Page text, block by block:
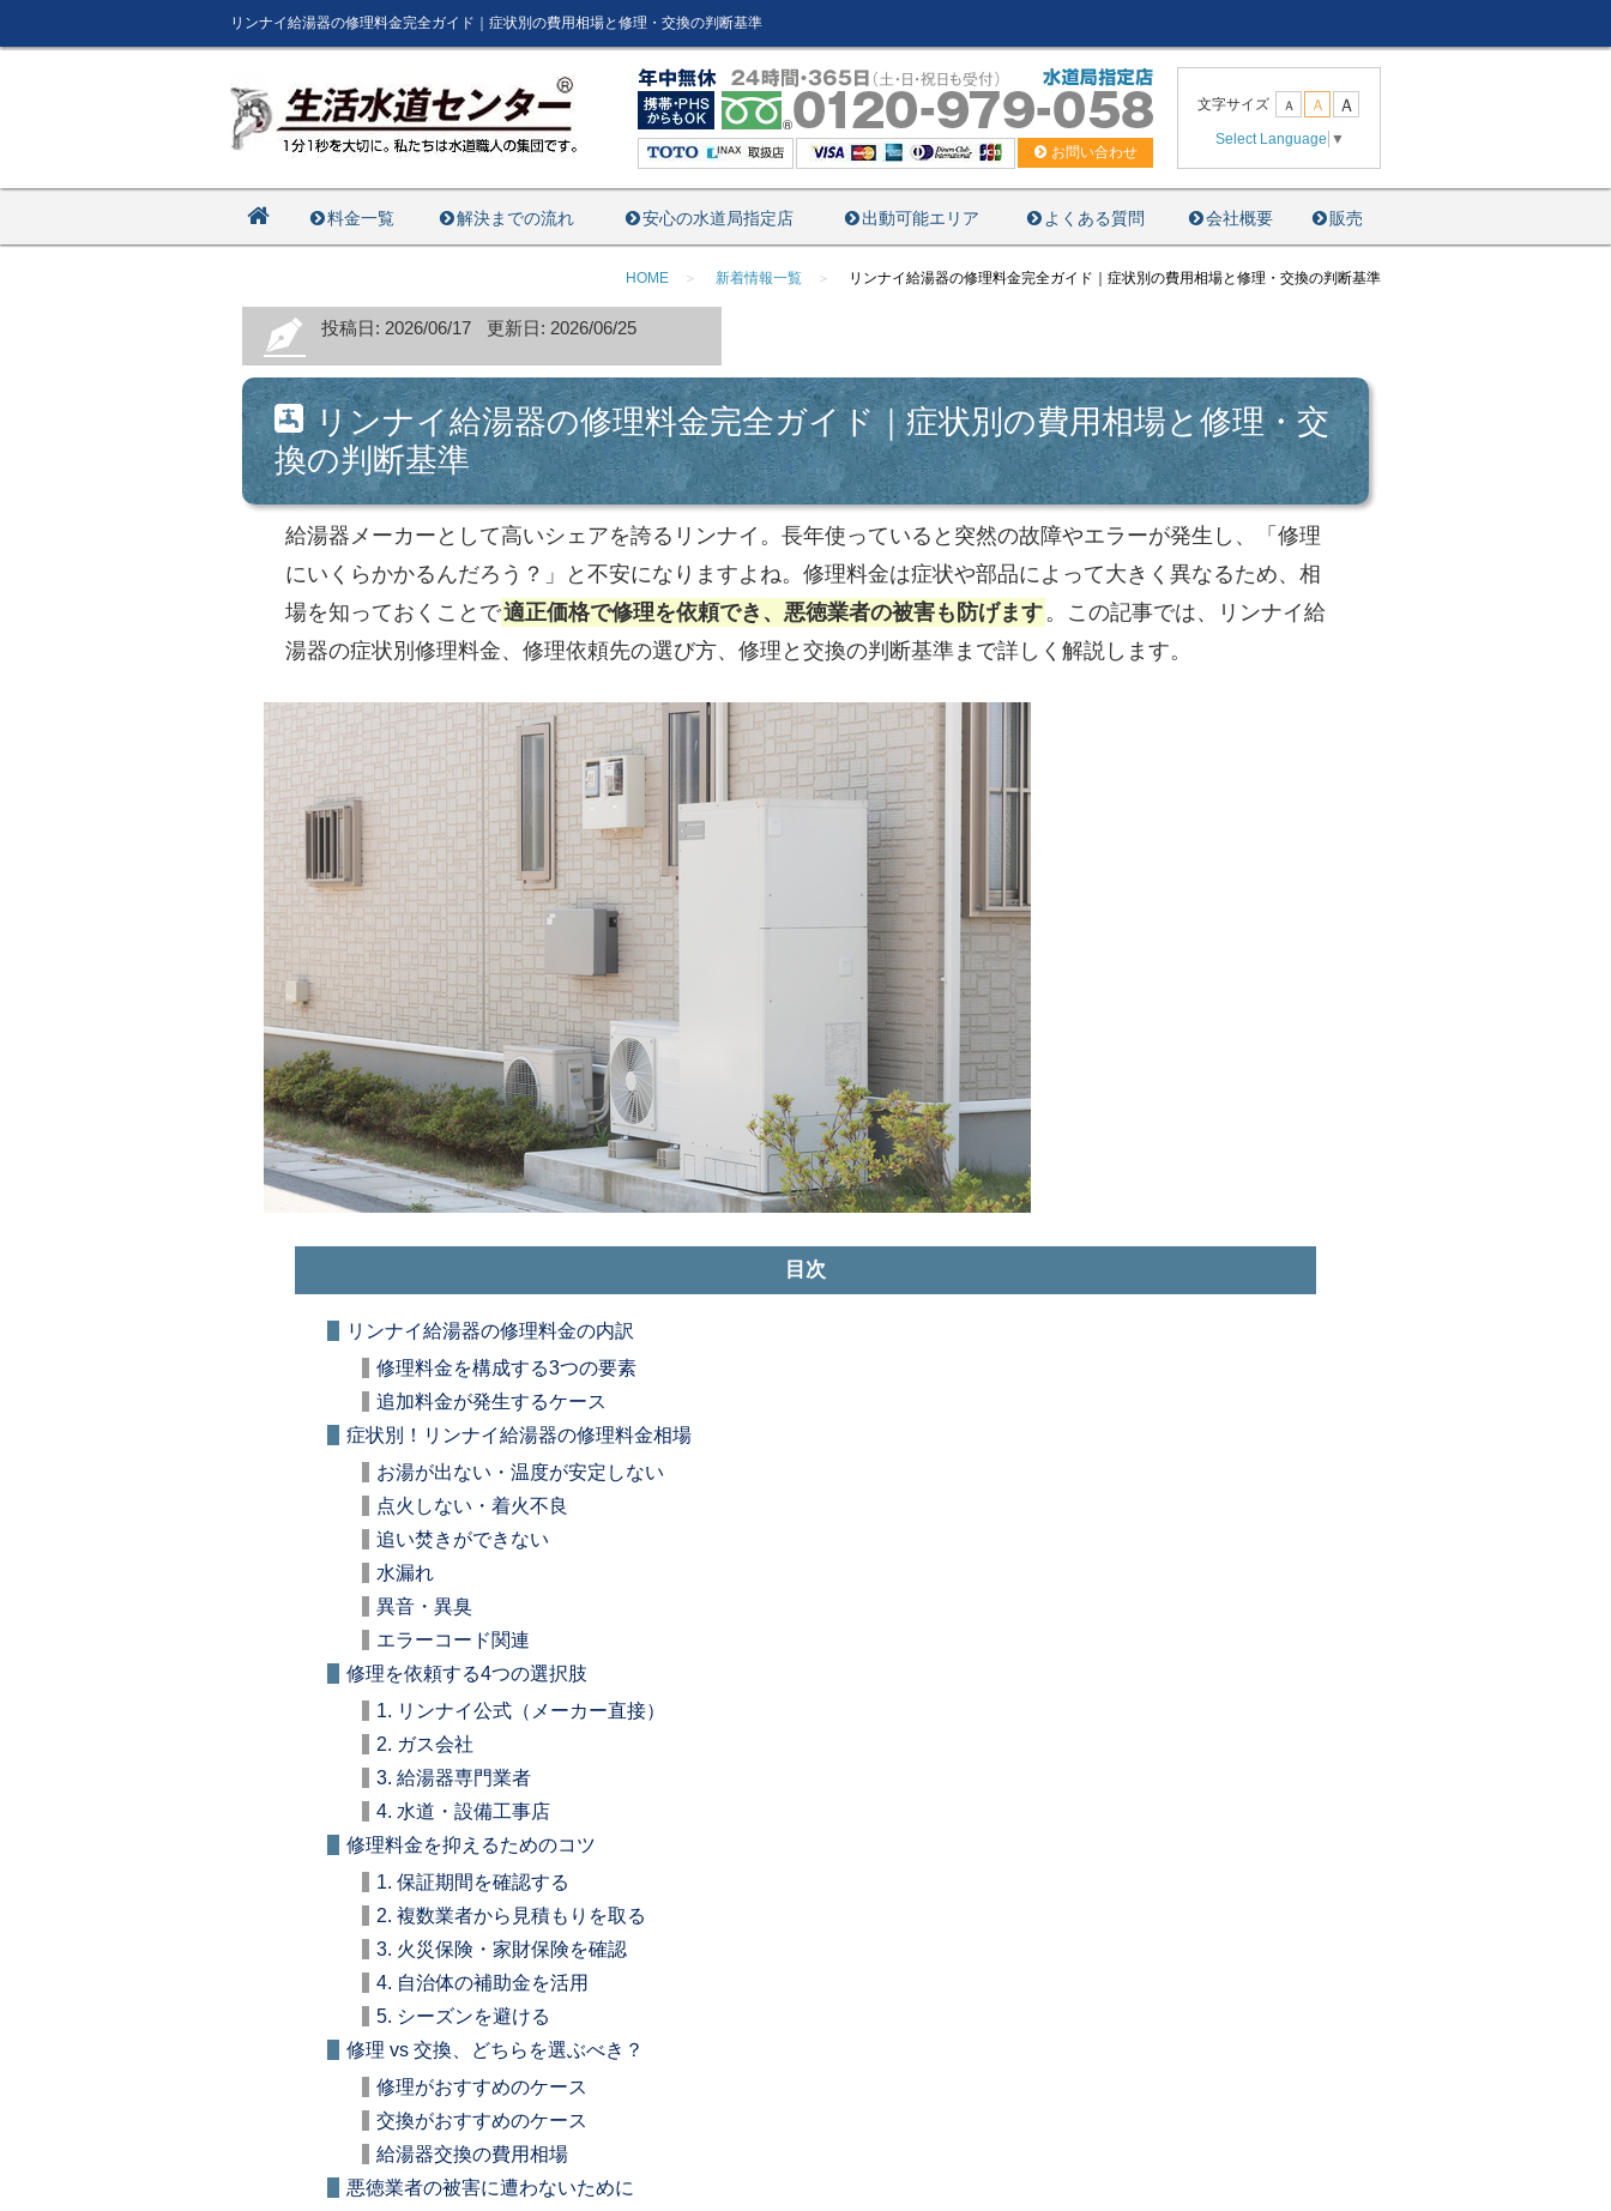
リンナイ給湯器の修理料金完全ガイド｜症状別の費用相場と修理・交換の判断基準
お問い合わせ
文字サイズ Ａ Ａ Ａ
Select Language ▼
料金一覧 解決までの流れ 安心の水道局指定店 出動可能エリア よくある質問 会社概要 販売
HOME 新着情報一覧 リンナイ給湯器の修理料金完全ガイド｜症状別の費用相場と修理・交換の判断基準
投稿日: 2026/06/17 更新日: 2026/06/25
リンナイ給湯器の修理料金完全ガイド｜症状別の費用相場と修理・交
換の判断基準
給湯器メーカーとして高いシェアを誇るリンナイ。長年使っていると突然の故障やエラーが発生し、「修理
にいくらかかるんだろう？」と不安になりますよね。修理料金は症状や部品によって大きく異なるため、相
場を知っておくことで適正価格で修理を依頼でき、悪徳業者の被害も防げます。この記事では、リンナイ給
湯器の症状別修理料金、修理依頼先の選び方、修理と交換の判断基準まで詳しく解説します。
目次
リンナイ給湯器の修理料金の内訳
修理料金を構成する3つの要素
追加料金が発生するケース
症状別！リンナイ給湯器の修理料金相場
お湯が出ない・温度が安定しない
点火しない・着火不良
追い焚きができない
水漏れ
異音・異臭
エラーコード関連
修理を依頼する4つの選択肢
1. リンナイ公式（メーカー直接）
2. ガス会社
3. 給湯器専門業者
4. 水道・設備工事店
修理料金を抑えるためのコツ
1. 保証期間を確認する
2. 複数業者から見積もりを取る
3. 火災保険・家財保険を確認
4. 自治体の補助金を活用
5. シーズンを避ける
修理 vs 交換、どちらを選ぶべき？
修理がおすすめのケース
交換がおすすめのケース
給湯器交換の費用相場
悪徳業者の被害に遭わないために